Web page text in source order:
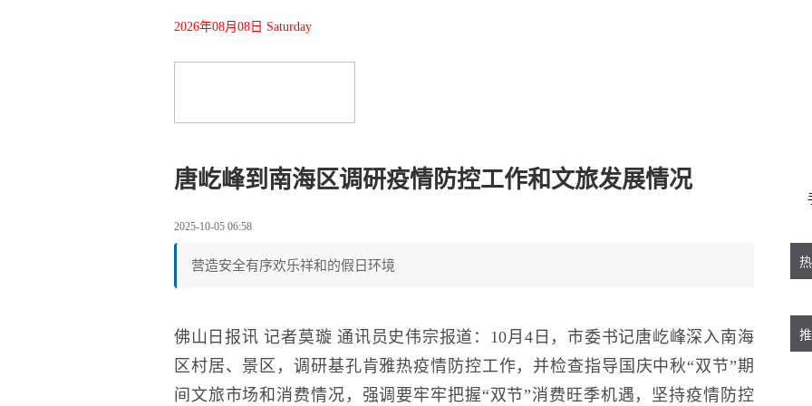
2026年08月08日 Saturday
唐屹峰到南海区调研疫情防控工作和文旅发展情况
2025-10-05 06:58
营造安全有序欢乐祥和的假日环境
佛山日报讯 记者莫璇 通讯员史伟宗报道：10月4日，市委书记唐屹峰深入南海
区村居、景区，调研基孔肯雅热疫情防控工作，并检查指导国庆中秋“双节”期
间文旅市场和消费情况，强调要牢牢把握“双节”消费旺季机遇，坚持疫情防控